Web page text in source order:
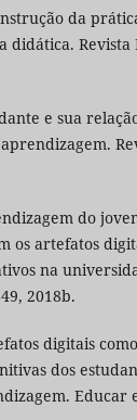
da
Revista
e sua
do
os artefatos
na
2018b.
digitais como
dos
Educar